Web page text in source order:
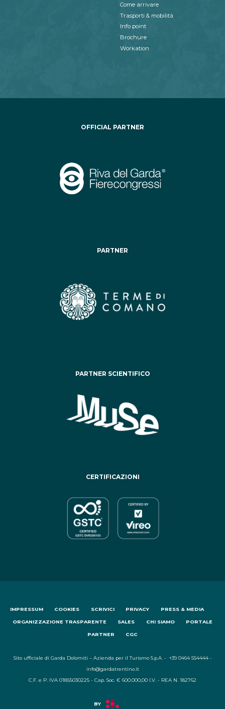
Come arrivare
Trasporti & mobilità
Info point
Brochure
Workation
OFFICIAL PARTNER
PARTNER
PARTNER SCIENTIFICO
CERTIFICAZIONI
IMPRESSUM COOKIES SCRIVICI PRIVACY PRESS & MEDIA
ORGANIZZAZIONE TRASPARENTE SALES CHI SIAMO PORTALE
PARTNER CGC
Sito ufficiale di Garda Dolomiti – Azienda per il Turismo S.p.A. - +39 0464 554444 -
info@gardatrentino.it
C.F. e P. IVA 01855030225 - Cap. Soc. € 600.000,00 I.V. - REA N. 182762